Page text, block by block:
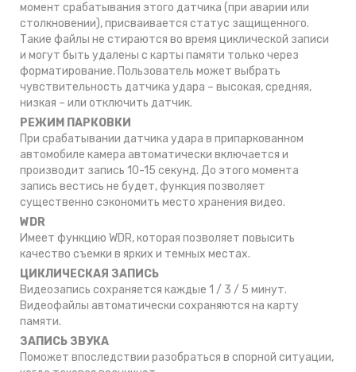
момент срабатывания этого датчика (при аварии или
столкновении), присваивается статус защищенного.
Такие файлы не стираются во время циклической записи
и могут быть удалены с карты памяти только через
форматирование. Пользователь может выбрать
чувствительность датчика удара – высокая, средняя,
низкая – или отключить датчик.
РЕЖИМ ПАРКОВКИ
При срабатывании датчика удара в припаркованном
автомобиле камера автоматически включается и
производит запись 10-15 секунд. До этого момента
запись вестись не будет, функция позволяет
существенно сэкономить место хранения видео.
WDR
Имеет функцию WDR, которая позволяет повысить
качество съемки в ярких и темных местах.
ЦИКЛИЧЕСКАЯ ЗАПИСЬ
Видеозапись сохраняется каждые 1 / 3 / 5 минут.
Видеофайлы автоматически сохраняются на карту
памяти.
ЗАПИСЬ ЗВУКА
Поможет впоследствии разобраться в спорной ситуации,